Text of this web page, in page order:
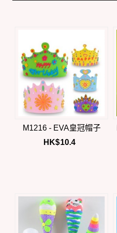
M1216 - EVA皇冠帽子
HK$10.4